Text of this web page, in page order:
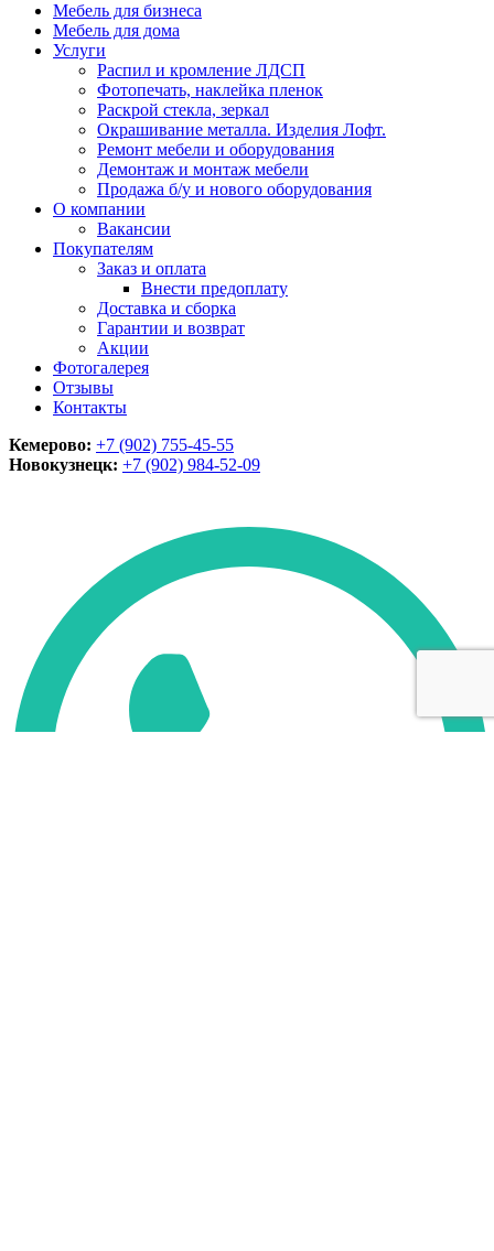
Мебель для бизнеса
Мебель для дома
Услуги
Распил и кромление ЛДСП
Фотопечать, наклейка пленок
Раскрой стекла, зеркал
Окрашивание металла. Изделия Лофт.
Ремонт мебели и оборудования
Демонтаж и монтаж мебели
Продажа б/у и нового оборудования
О компании
Вакансии
Покупателям
Заказ и оплата
Внести предоплату
Доставка и сборка
Гарантии и возврат
Акции
Фотогалерея
Отзывы
Контакты
Кемерово: +7 (902) 755-45-55
Новокузнецк: +7 (902) 984-52-09